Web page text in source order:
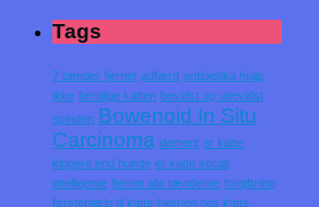
Tags
7 tænder fjernet adfærd antibiotika hjalp
ikke berolige katten bevidst og ubevidst
spinden Bowenoid In Situ
Carcinoma dement er katte
klogere end hunde er katte social
intelligente fjernet alle tænderne forgiftning
førstehjælp til katte hjernen hos katte